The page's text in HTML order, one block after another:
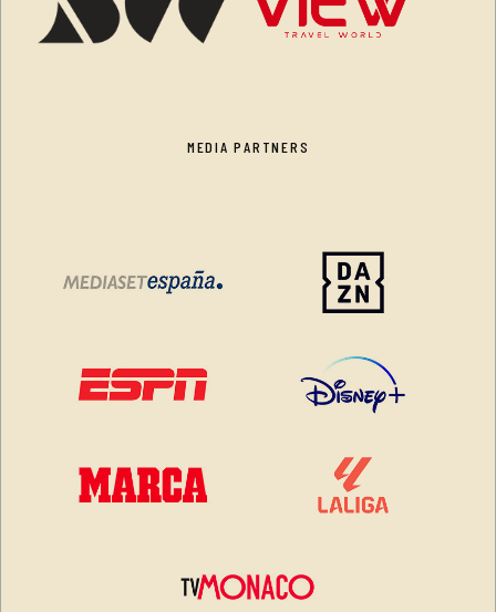
MEDIA PARTNERS